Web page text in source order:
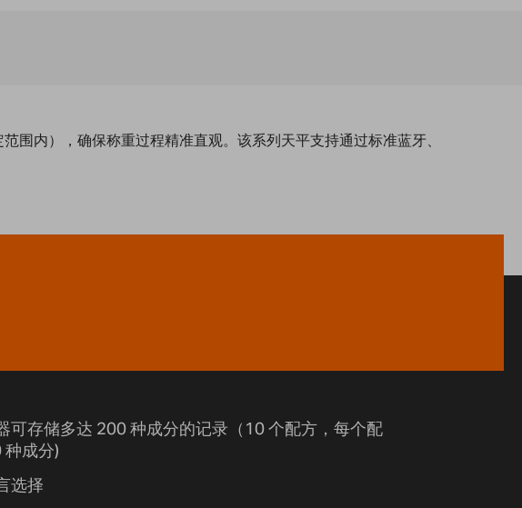
内），确保称重过程精准直观。该系列天平支持通过标准蓝牙、
可存储多达 200 种成分的记录（10 个配方，每个配
成分)
选择